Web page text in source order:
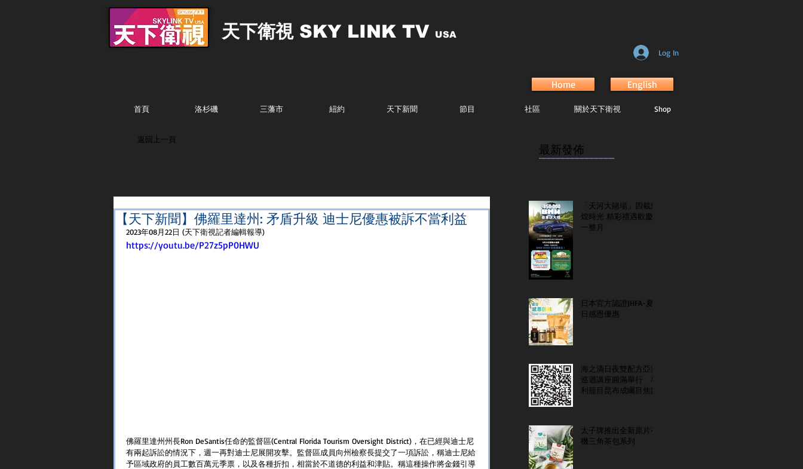
天下衛視SKY LINK TV USA
Log In
Home English
首頁 洛杉磯 三藩市 紐約 天下新聞 節目 社區 關於天下衛視 Shop
返回上一頁
【天下新聞】佛羅里達州: 矛盾升級 迪士尼優惠被訴不當利益
2023年08月22日 (天下衛視記者編輯報導)
https://youtu.be/P27z5pP0HWU
佛羅里達州州長Ron DeSantis任命的監督區(Central Florida Tourism Oversight District)，在已經與迪士尼
有兩起訴訟的情況下，週一再對迪士尼展開攻擊。監督區成員向州檢察長提交了一項訴訟，稱迪士尼給
予區域政府的員工數百萬元季票，以及各種折扣，相當於不道德的利益和津貼。稱這種操作將金錢引導
最新發佈
...............................................................
「天河大賭場」四載輝
煌時光 精彩禮遇歡慶
一整月
日本官方認證JHFA-夏
日感恩優惠
海之滴日夜雙配方亞洲
巡迴講座圓滿舉行 專
利籠目昆布成矚目焦點
太子牌推出全新原片有
機三角茶包系列